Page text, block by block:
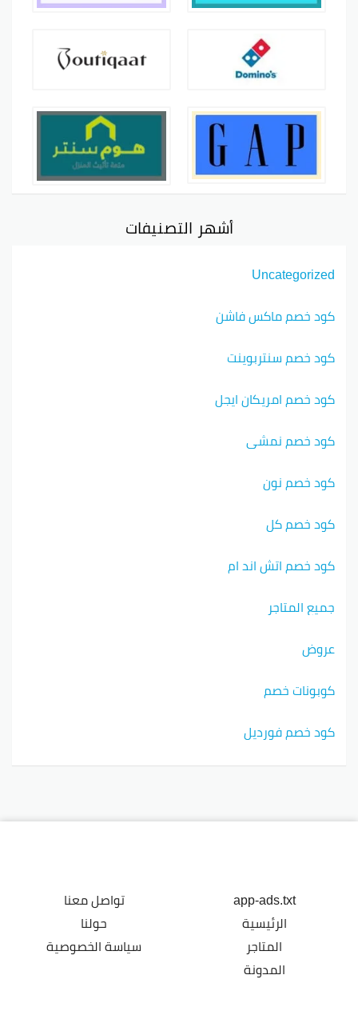
أشهر التصنيفات
Uncategorized
كود خصم ماكس فاشن
كود خصم سنتربوينت
كود خصم امريكان ايجل
كود خصم نمشي
كود خصم نون
كود خصم كل
كود خصم اتش اند ام
جميع المتاجر
عروض
كوبونات خصم
كود خصم فورديل
app-ads.txt
الرئيسية
المتاجر
المدونة
تواصل معنا
حولنا
سياسة الخصوصية